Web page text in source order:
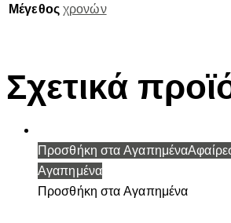
Μέγεθος χρονών
Σχετικά
Προσθήκη στα Αγαπημένα
Αγαπημένα
Προσθήκη στα Αγαπημένα